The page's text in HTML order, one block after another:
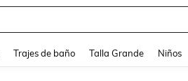
Trajes de baño Talla Grande Niños